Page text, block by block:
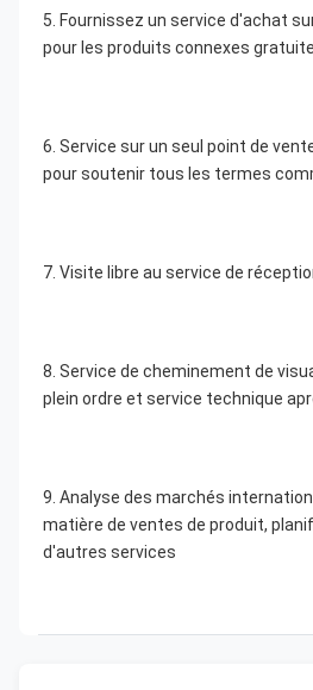
5. Fournissez un service d'achat
pour les produits connexes
6. Service sur un seul point de
pour soutenir tous les termes
7. Visite libre au service de
8. Service de cheminement de
plein ordre et service technique
9. Analyse des marchés
matière de ventes de produit,
d'autres services